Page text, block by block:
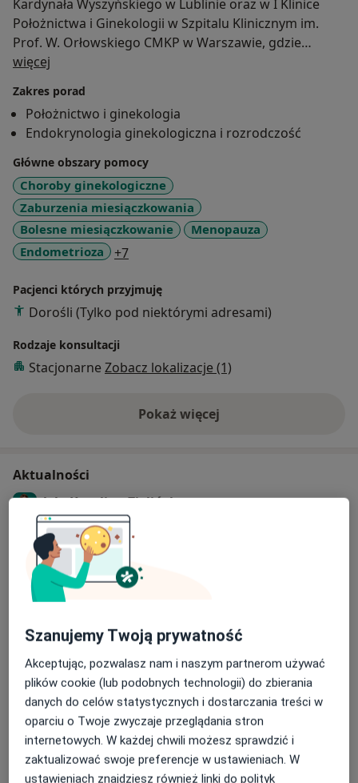
Kardynała Wyszyńskiego w Lublinie oraz w I Klinice
Położnictwa i Ginekologii w Szpitalu Klinicznym im.
Prof. W. Orłowskiego CMKP w Warszawie, gdzie
obecnie pracuje. Uczestniczka wielu kongresów,
położnictwa. Udziela porad w zakresie położnictwa i
ginekologii dotyczących planowania i prowadzenia
ciąży, jak również diagnostyki i leczenia zmian w
zakresie narządu rodnego, zaburzeń hormonalnych,
zakażeń dróg rodnych, doboru odpowiedniej metody
antykoncepcyjnej oraz zajmuje się profilaktyką
nowotworów narządu rodnego.
więcej
Zakres porad
Położnictwo i ginekologia
Endokrynologia ginekologiczna i rozrodczość
Główne obszary pomocy
Choroby ginekologiczne
Zaburzenia miesiączkowania
Bolesne miesiączkowanie
Menopauza
Endometrioza
+7a11y_sr_more_diseases
Pacjenci których przyjmuję
Dorośli (Tylko pod niektórymi adresami)
Rodzaje konsultacji
Stacjonarne Zobacz lokalizacje (1)
Pokaż więcejo doświadczeniu
Aktualności
lek. Karolina Zielińska
Bora-Komorowskiego 21 lok. 307, 03-982
Warszawa
PROGRAM BADAŃ PRENATALNYCH 2024 !!!
ZAPRASZAMY NA BADANIA USG CIĄŻY W RAMACH
NFZ DO NASZYCH PLACÓWEK
To program bezpłatnych badań w ramach NFZ w
szczególności skierowanych do kobiet po 35 roku
życia:
BORAMED KEN - ul. Beli Bartoka 8 lok. U/A
Warszawa Ursynów
BORAMED - ul. Bora-Komorowskiego 21 lok. 307
Warszawa Praga Południe
Dowiedz się więcej
27/02/2024
Szanujemy Twoją prywatność
Akceptując, pozwalasz nam i naszym partnerom używać
plików cookie (lub podobnych technologii) do zbierania
danych do celów statystycznych i dostarczania treści w
oparciu o Twoje zwyczaje przeglądania stron
internetowych. W każdej chwili możesz sprawdzić i
zaktualizować swoje preferencje w ustawieniach. W
ustawieniach znajdziesz również linki do polityk